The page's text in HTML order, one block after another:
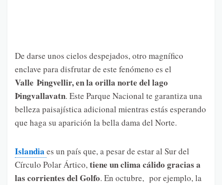
De darse unos cielos despejados, otro magnífico
enclave para disfrutar de este fenómeno es el
Valle Þingvellir, en la orilla norte del lago
Þingvallavatn. Este Parque Nacional te garantiza una
belleza paisajística adicional mientras estás esperando
que haga su aparición la bella dama del Norte.
Islandia es un país que, a pesar de estar al Sur del
Círculo Polar Ártico,tiene un clima cálido gracias a
las corrientes del Golfo. En octubre, por ejemplo, la